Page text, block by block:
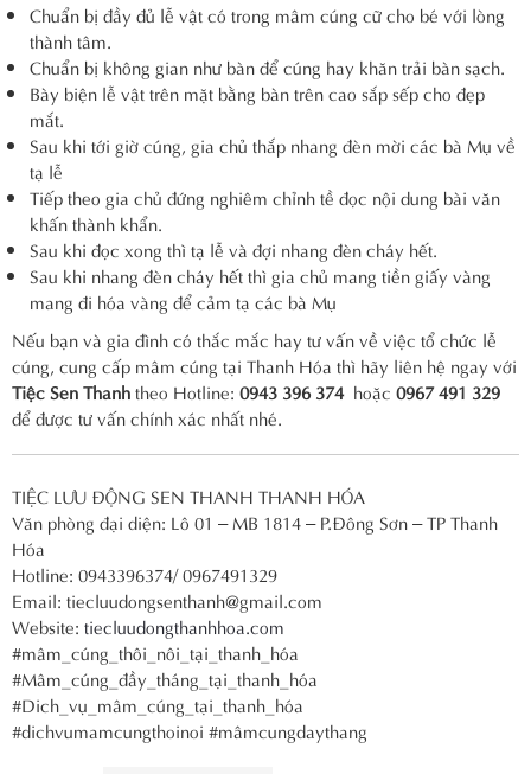
Chuẩn bị đầy đủ lễ vật có trong mâm cúng cữ cho bé với lòng
thành tâm.
Chuẩn bị không gian như bàn để cúng hay khăn trải bàn sạch.
Bày biện lễ vật trên mặt bằng bàn trên cao sắp sếp cho đẹp
mắt.
Sau khi tới giờ cúng, gia chủ thắp nhang đèn mời các bà Mụ về
tạ lễ
Tiếp theo gia chủ đứng nghiêm chỉnh tề đọc nội dung bài văn
khấn thành khẩn.
Sau khi đọc xong thì tạ lễ và đợi nhang đèn cháy hết.
Sau khi nhang đèn cháy hết thì gia chủ mang tiền giấy vàng
mang đi hóa vàng để cảm tạ các bà Mụ
Nếu bạn và gia đình có thắc mắc hay tư vấn về việc tổ chức lễ
cúng, cung cấp mâm cúng tại Thanh Hóa thì hãy liên hệ ngay với
Tiệc Sen Thanhtheo Hotline: 0943 396 374 hoặc 0967 491 329
để được tư vấn chính xác nhất nhé.
TIỆC LƯU ĐỘNG SEN THANH THANH HÓA
Văn phòng đại diện: Lô 01 – MB 1814 – P.Đông Sơn – TP Thanh
Hóa
Hotline: 0943396374/ 0967491329
Email: tiecluudongsenthanh@gmail.com
Website: tiecluudongthanhhoa.com
#mâm_cúng_thôi_nôi_tại_thanh_hóa
#Mâm_cúng_đầy_tháng_tại_thanh_hóa
#Dich_vụ_mâm_cúng_tại_thanh_hóa
#dichvumamcungthoinoi #mâmcungdaythang